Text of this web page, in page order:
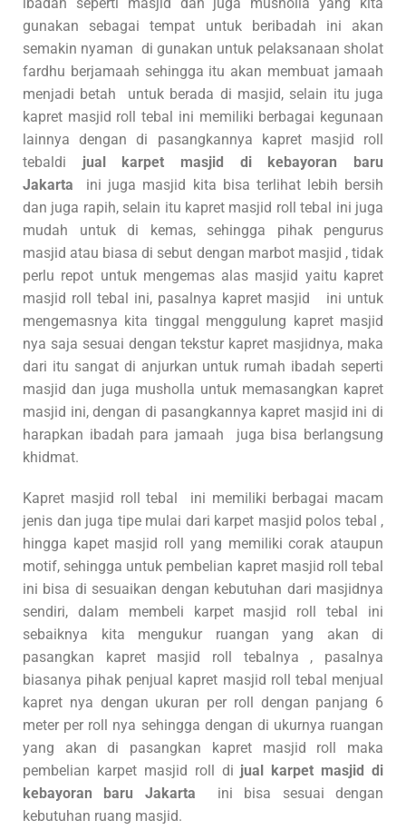
gunakan sebagai tempat untuk beribadah ini akan
semakin nyaman di gunakan untuk pelaksanaan sholat
fardhu berjamaah sehingga itu akan membuat jamaah
menjadi betah untuk berada di masjid, selain itu juga
kapret masjid roll tebal ini memiliki berbagai kegunaan
lainnya dengan di pasangkannya kapret masjid roll
tebaldi jual karpet masjid di kebayoran baru
Jakarta ini juga masjid kita bisa terlihat lebih bersih
dan juga rapih, selain itu kapret masjid roll tebal ini juga
mudah untuk di kemas, sehingga pihak pengurus
masjid atau biasa di sebut dengan marbot masjid , tidak
perlu repot untuk mengemas alas masjid yaitu kapret
masjid roll tebal ini, pasalnya kapret masjid ini untuk
mengemasnya kita tinggal menggulung kapret masjid
nya saja sesuai dengan tekstur kapret masjidnya, maka
dari itu sangat di anjurkan untuk rumah ibadah seperti
masjid dan juga musholla untuk memasangkan kapret
masjid ini, dengan di pasangkannya kapret masjid ini di
harapkan ibadah para jamaah juga bisa berlangsung
khidmat.
Kapret masjid roll tebal ini memiliki berbagai macam
jenis dan juga tipe mulai dari karpet masjid polos tebal ,
hingga kapet masjid roll yang memiliki corak ataupun
motif, sehingga untuk pembelian kapret masjid roll tebal
ini bisa di sesuaikan dengan kebutuhan dari masjidnya
sendiri, dalam membeli karpet masjid roll tebal ini
sebaiknya kita mengukur ruangan yang akan di
pasangkan kapret masjid roll tebalnya , pasalnya
biasanya pihak penjual kapret masjid roll tebal menjual
kapret nya dengan ukuran per roll dengan panjang 6
meter per roll nya sehingga dengan di ukurnya ruangan
yang akan di pasangkan kapret masjid roll maka
pembelian karpet masjid roll di jual karpet masjid di
kebayoran baru Jakarta ini bisa sesuai dengan
kebutuhan ruang masjid.